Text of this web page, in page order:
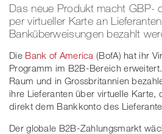
Das neue Produkt macht GBP-
per virtueller Karte an
Banküberweisungen bezahlt
Die Bank of America (BofA) hat ihr
Programm im B2B-Bereich
Raum und in Grossbritannien
ihre Lieferanten über virtuelle Karte,
direkt dem Bankkonto des
Der globale B2B-Zahlungsmarkt